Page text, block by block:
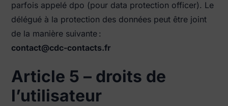
parfois appelé dpo (pour data protection officer). Le
délégué à la protection des données peut être joint
de la manière suivante :
rf.stcatnoc-cdc
@tcatnoc
Article 5 – droits de
l’utilisateur